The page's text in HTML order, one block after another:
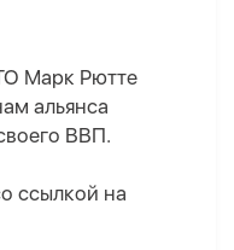
Марк Рютте
альянса
ВВП.
ссылкой на